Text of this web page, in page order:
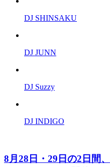
DJ SHINSAKU
DJ JUNN
DJ Suzzy
DJ INDIGO
8月28日・29日の2日間